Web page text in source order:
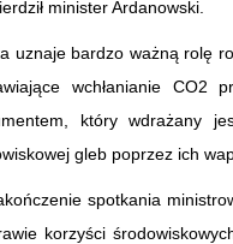
minister Ardanowski.
uznaje bardzo ważną rolę
wchłanianie
który wdrażany
gleb poprzez ich
spotkania
korzyści